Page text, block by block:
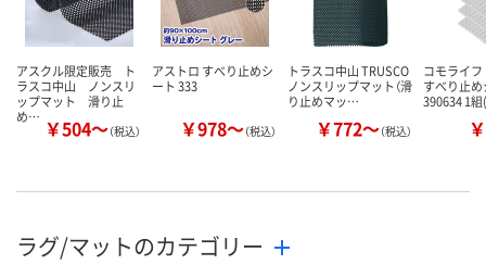
アスクル限定販売 ト
ラスコ中山 ノンスリ
ップマット 滑り止
め… ￥504～（税込）
アストロ すべり止めシ
ート 333
￥978～（税込）
トラスコ中山 TRUSCO
ノンスリップマット（滑
り止めマッ…
￥772～（税込）
コモライ
すべり止
390634 1
ラグ/マットのカテゴリー